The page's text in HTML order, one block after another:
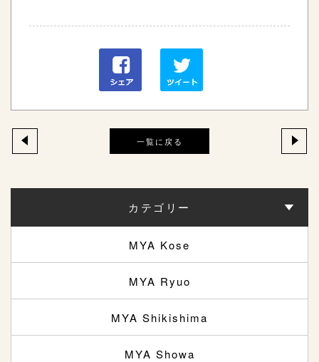
一覧に戻る
カテゴリー
MYA Kose
MYA Ryuo
MYA Shikishima
MYA Showa